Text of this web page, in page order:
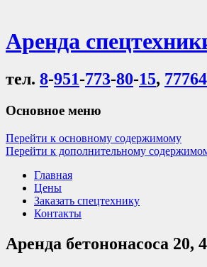
Аренда
тел. 8-951-773-80-15,
Основное меню
Перейти к основному содержимому
Перейти к дополнительному
Главная
Цены
Заказать спецтехнику
Контакты
Аренда бетононасоса 20,